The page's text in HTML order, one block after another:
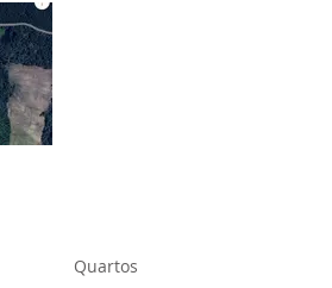
Quartos